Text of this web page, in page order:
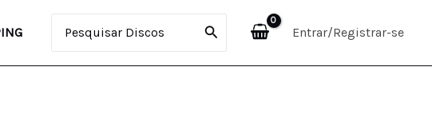
Entrar/Registrar-se